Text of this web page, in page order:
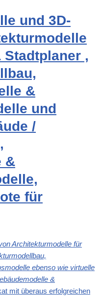
und 3D-
,
&
und
/
&
für
Architekturmodelle für
ebenso wie virtuelle
&
mit überaus erfolgreichen